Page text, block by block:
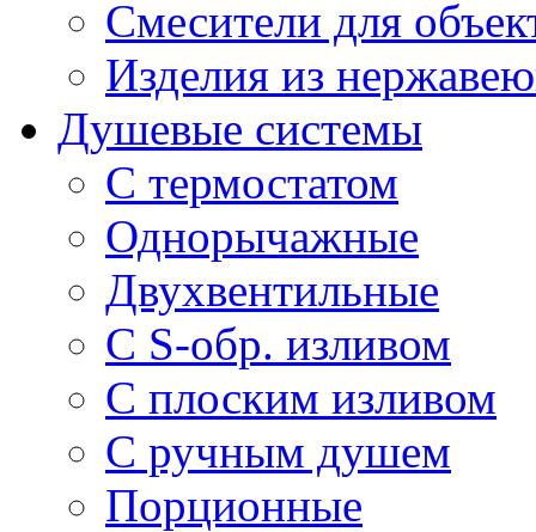
Смесители для
Изделия из
Душевые системы
С термостатом
Однорычажные
Двухвентильные
С S-обр. изливом
С плоским изливом
С ручным душем
Порционные